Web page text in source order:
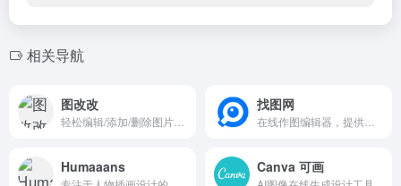
相关导航
图改改 找图网
Humaaans Canva 可画